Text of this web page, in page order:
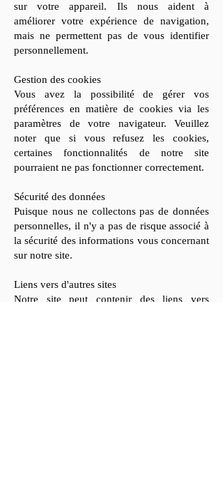
sur votre appareil. Ils nous aident à
améliorer votre expérience de navigation,
mais ne permettent pas de vous identifier
personnellement.
Gestion des cookies
Vous avez la possibilité de gérer vos
préférences en matière de cookies via les
paramètres de votre navigateur. Veuillez
noter que si vous refusez les cookies,
certaines fonctionnalités de notre site
pourraient ne pas fonctionner correctement.
Sécurité des données
Puisque nous ne collectons pas de données
personnelles, il n'y a pas de risque associé à
la sécurité des informations vous concernant
sur notre site.
Liens vers d'autres sites
Notre site peut contenir des liens vers